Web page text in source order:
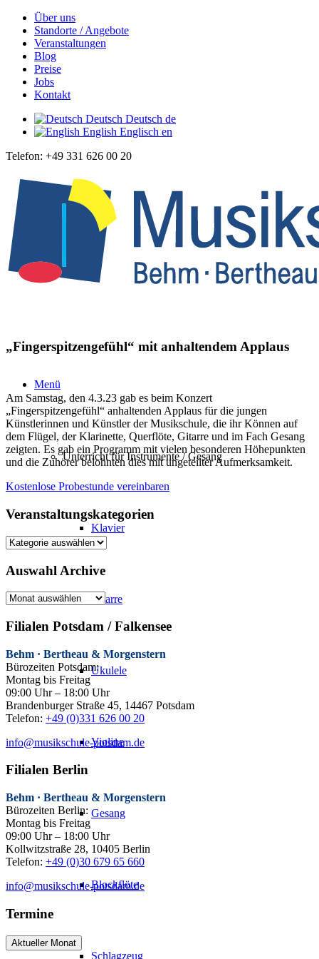
Über uns
Standorte / Angebote
Veranstaltungen
Blog
Preise
Jobs
Kontakt
Deutsch Deutsch de
English Englisch en
Telefon: +49 331 626 00 20
Menü
Unterricht für Instrumente / Gesang
Klavier
Gitarre
Ukulele
Violine
Gesang
Blockflöte
Schlagzeug
„Fingerspitzengefühl“ mit anhaltendem Applaus
Am Samstag, den 4.3.23 gab es beim Konzert
„Fingerspitzengefühl“ anhaltenden Applaus für die jungen
Künstlerinnen und Künstler der Musikschule, die ihr Können auf
dem Flügel, der Klarinette, Querflöte, Gitarre und im Fach Gesang
zeigten. Es gab ein Programm mit vielen besonderen Höhepunkten
und die Zuhörer belohnten dies mit ungeteilter Aufmerksamkeit.
Kostenlose Probestunde vereinbaren
Veranstaltungskategorien
Veranstaltungskategorien
Auswahl Archive
Auswahl
Filialen Potsdam / Falkensee
Behm · Bertheau & Morgenstern
Bürozeiten Potsdam:
Montag bis Freitag
09:00 Uhr – 18:00 Uhr
Brandenburger Straße 45, 14467 Potsdam
Telefon: +49 (0)331 626 00 20
info@musikschule-potsdam.de
Filialen Berlin
Behm · Bertheau & Morgenstern
Bürozeiten Berlin:
Montag bis Freitag
09:00 Uhr – 18:00 Uhr
Kollwitzstraße 28, 10405 Berlin
Telefon: +49 (0)30 679 65 660
info@musikschule-potsdam.de
Termine
Aktueller Monat